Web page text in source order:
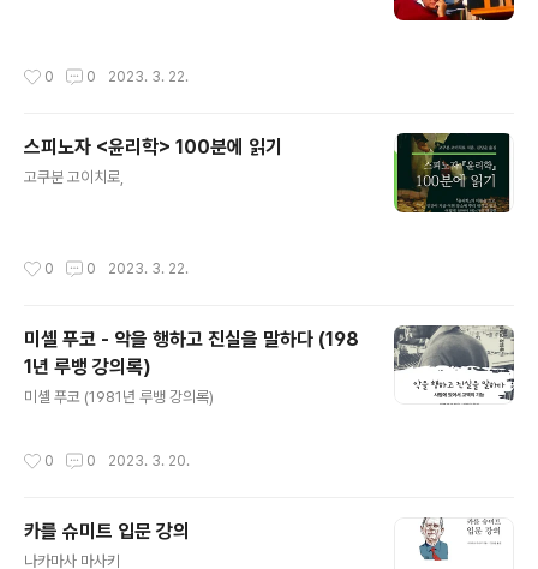
0 0 2023. 3. 22.
스피노자 <윤리학> 100분에 읽기
고쿠분 고이치로,
0 0 2023. 3. 22.
미셸 푸코 - 악을 행하고 진실을 말하다 (198
1년 루뱅 강의록)
미셸 푸코 (1981년 루뱅 강의록)
0 0 2023. 3. 20.
카를 슈미트 입문 강의
나카마사 마사키